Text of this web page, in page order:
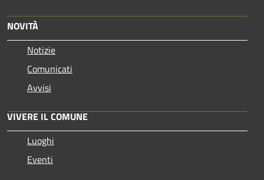
NOVITÀ
Notizie
Comunicati
Avvisi
VIVERE IL COMUNE
Luoghi
Eventi